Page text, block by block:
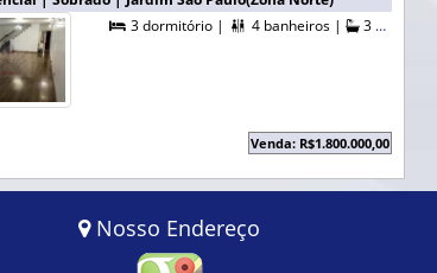
|340,00 m² A. Útil |
 3 dormitório |  4 banheiros | 3 suítes |
Venda: R$1.800.000,00
Nosso Endereço